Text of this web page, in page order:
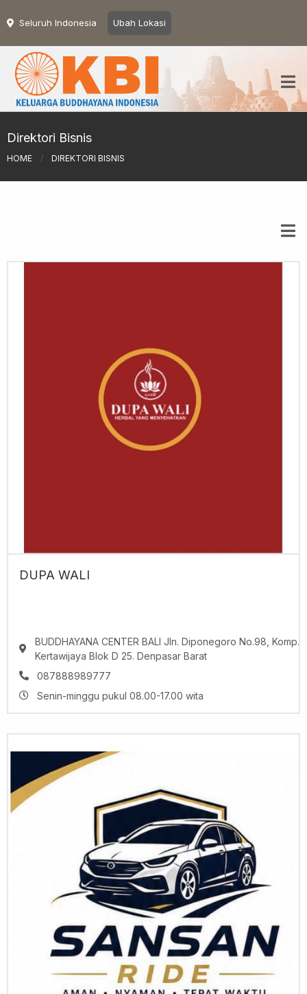
Seluruh Indonesia Ubah Lokasi
Direktori Bisnis
HOME / DIREKTORI BISNIS
DUPA WALI
BUDDHAYANA CENTER BALI Jln. Diponegoro No.98, Komp.
Kertawijaya Blok D 25. Denpasar Barat
087888989777
Senin-minggu pukul 08.00-17.00 wita